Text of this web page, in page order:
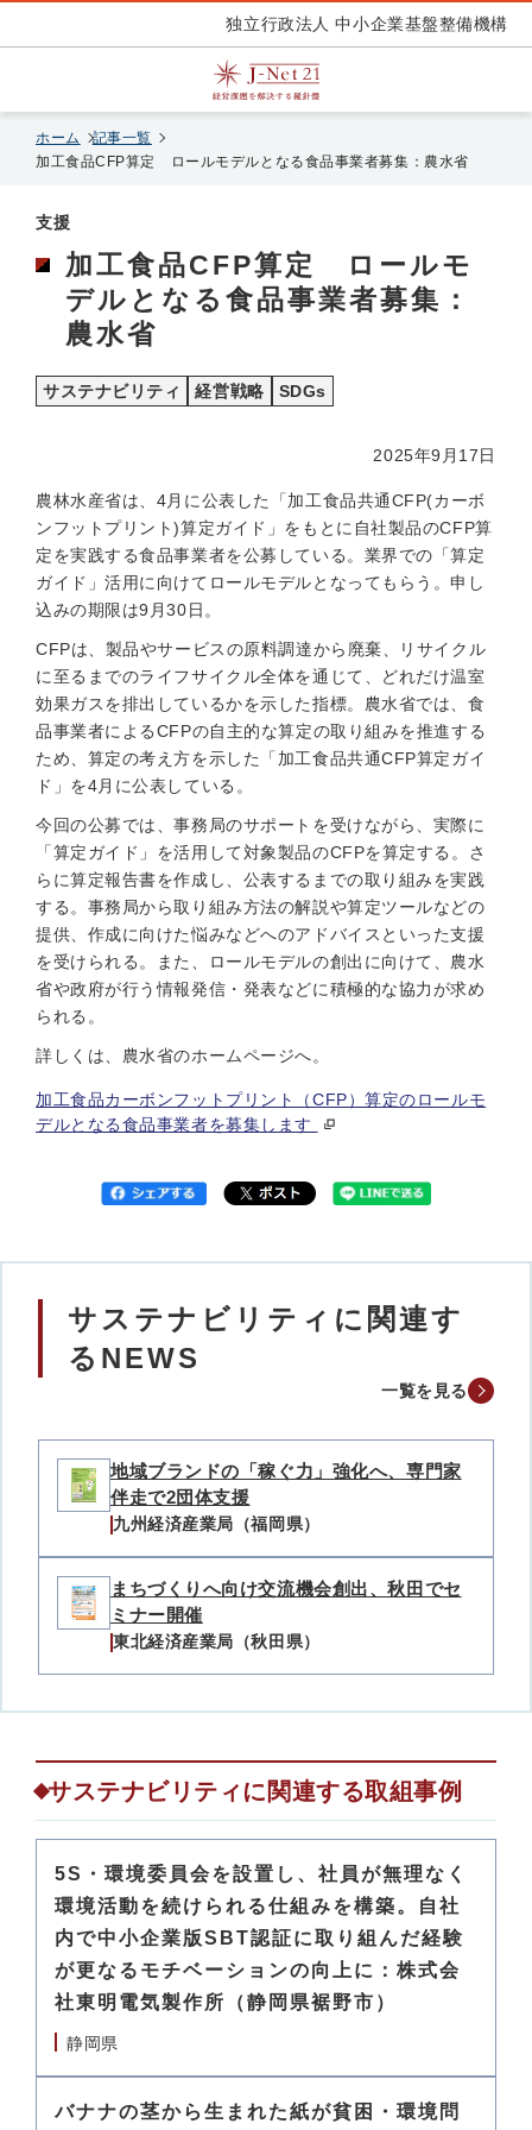
独立行政法人 中小企業基盤整備機構
ホーム
記事一覧
加工食品CFP算定 ロールモデルとなる食品事業者募集：農水省
支援
加工食品CFP算定 ロールモ
デルとなる食品事業者募集：
農水省
サステナビリティ 経営戦略 SDGs
2025年9月17日
農林水産省は、4月に公表した「加工食品共通CFP(カーボ
ンフットプリント)算定ガイド」をもとに自社製品のCFP算
定を実践する食品事業者を公募している。業界での「算定
ガイド」活用に向けてロールモデルとなってもらう。申し
込みの期限は9月30日。
CFPは、製品やサービスの原料調達から廃棄、リサイクル
に至るまでのライフサイクル全体を通じて、どれだけ温室
効果ガスを排出しているかを示した指標。農水省では、食
品事業者によるCFPの自主的な算定の取り組みを推進する
ため、算定の考え方を示した「加工食品共通CFP算定ガイ
ド」を4月に公表している。
今回の公募では、事務局のサポートを受けながら、実際に
「算定ガイド」を活用して対象製品のCFPを算定する。さ
らに算定報告書を作成し、公表するまでの取り組みを実践
する。事務局から取り組み方法の解説や算定ツールなどの
提供、作成に向けた悩みなどへのアドバイスといった支援
を受けられる。また、ロールモデルの創出に向けて、農水
省や政府が行う情報発信・発表などに積極的な協力が求め
られる。
詳しくは、農水省のホームページへ。
加工食品カーボンフットプリント（CFP）算定のロールモ
デルとなる食品事業者を募集します
サステナビリティに関連す
るNEWS
一覧を見る
地域ブランドの「稼ぐ力」強化へ、専門家
伴走で2団体支援
九州経済産業局（福岡県）
まちづくりへ向け交流機会創出、秋田でセ
ミナー開催
東北経済産業局（秋田県）
サステナビリティに関連する取組事例
5S・環境委員会を設置し、社員が無理なく
環境活動を続けられる仕組みを構築。自社
内で中小企業版SBT認証に取り組んだ経験
が更なるモチベーションの向上に：株式会
社東明電気製作所（静岡県裾野市）
静岡県
バナナの茎から生まれた紙が貧困・環境問